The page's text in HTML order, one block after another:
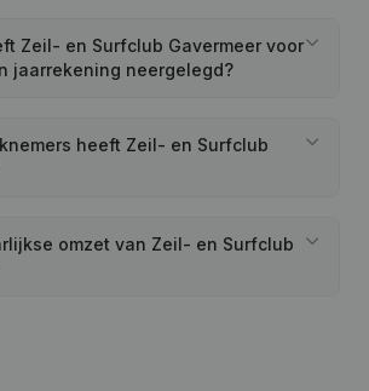
Zeil- en Surfclub Gavermeer voor
jaarrekening neergelegd?
heeft Zeil- en Surfclub
omzet van Zeil- en Surfclub